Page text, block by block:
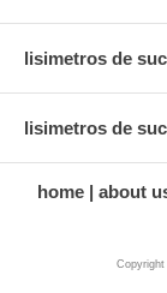
lisimetros de
lisimetros de
home about
Copyright